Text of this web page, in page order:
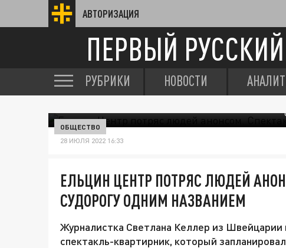
АВТОРИЗАЦИЯ
ПЕРВЫЙ РУССКИЙ
РУБРИКИ НОВОСТИ
ОБЩЕСТВО
28 ИЮЛЯ 2022 16:33
ЕЛЬЦИН ЦЕНТР ПОТРЯС ЛЮДЕЙ
СУДОРОГУ ОДНИМ НАЗВАНИЕМ
Журналистка Светлана Келлер из Швейцарии
спектакль-квартирник, который